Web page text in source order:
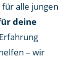
alle jungen
deine
– wir